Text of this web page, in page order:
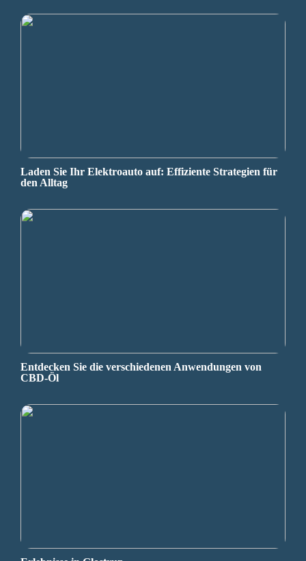
Laden Sie Ihr Elektroauto auf: Effiziente Strategien für
den Alltag
Entdecken Sie die verschiedenen Anwendungen von
CBD-Öl